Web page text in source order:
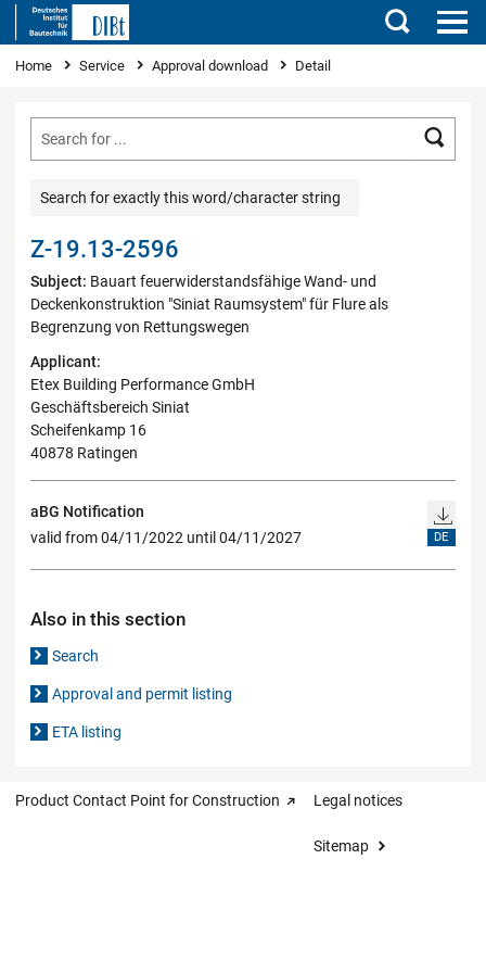
Search
You are here
Home Service Approval download Detail
Search for exactly this word/character string
Z-19.13-2596
Subject: Bauart feuerwiderstandsfähige Wand- und
Deckenkonstruktion "Siniat Raumsystem" für Flure als
Begrenzung von Rettungswegen
Applicant:
Etex Building Performance GmbH
Geschäftsbereich Siniat
Scheifenkamp 16
40878 Ratingen
aBG Notification
valid from 04/11/2022 until 04/11/2027
DE
Also in this section
Search
Approval and permit listing
ETA listing
Product Contact Point for Construction Legal notices
Sitemap